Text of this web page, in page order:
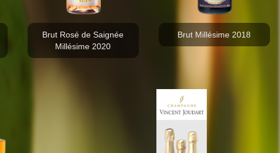
Brut Rosé de Saignée
Millésime 2020
Brut Millésime 2018